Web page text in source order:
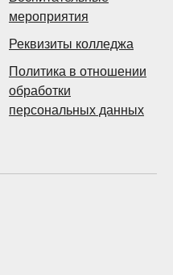
мероприятия
Реквизиты колледжа
Политика в отношении
обработки
персональных данных